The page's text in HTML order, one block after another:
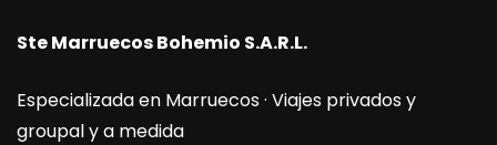
Ste Marruecos Bohemio S.A.R.L.
Especializada en Marruecos · Viajes privados y
groupal y a medida